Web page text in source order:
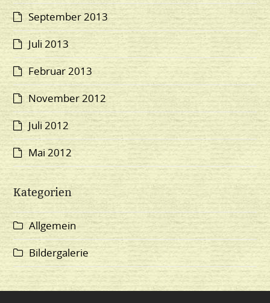
September 2013
Juli 2013
Februar 2013
November 2012
Juli 2012
Mai 2012
Kategorien
Allgemein
Bildergalerie